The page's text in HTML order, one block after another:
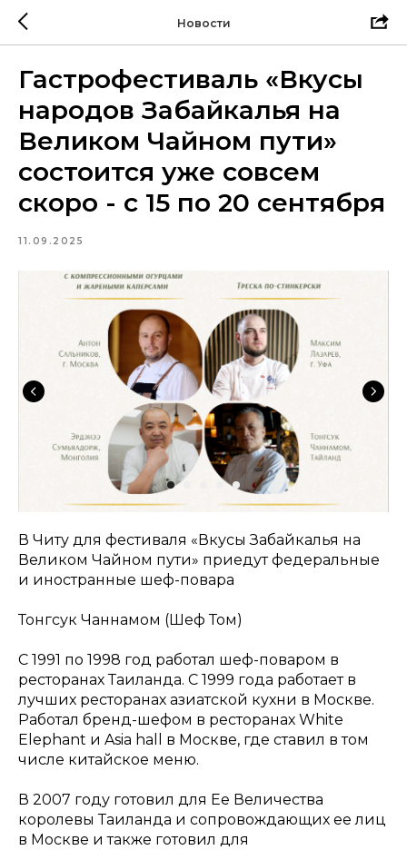
Новости
Гастрофестиваль «Вкусы
народов Забайкалья на
Великом Чайном пути»
состоится уже совсем
скоро - с 15 по 20 сентября
11.09.2025
В Читу для фестиваля «Вкусы Забайкалья на
Великом Чайном пути» приедут федеральные
и иностранные шеф-повара
Тонгсук Чаннамом (Шеф Том)
С 1991 по 1998 год работал шеф-поваром в
ресторанах Таиланда. С 1999 года работает в
лучших ресторанах азиатской кухни в Москве.
Работал бренд-шефом в ресторанах White
Elephant и Asia hall в Москве, где ставил в том
числе китайское меню.
В 2007 году готовил для Ее Величества
королевы Таиланда и сопровождающих ее лиц
в Москве и также готовил для